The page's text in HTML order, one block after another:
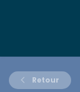
Retour